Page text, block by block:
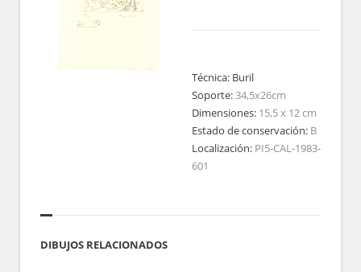
Técnica: Buril
Soporte:34,5x26cm
Dimensiones: 15,5 x 12 cm
Estado de conservación: B
Localización: PI5-CAL-1983-
601
DIBUJOS RELACIONADOS